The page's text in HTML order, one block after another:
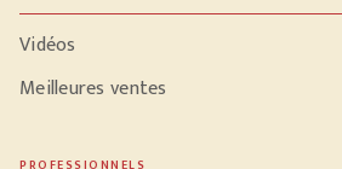
Vidéos
Meilleures ventes